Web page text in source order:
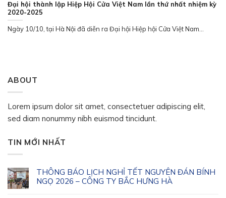
Đại hội thành lập Hiệp Hội Cửa Việt Nam lần thứ nhất nhiệm kỳ
2020-2025
Ngày 10/10, tại Hà Nội đã diễn ra Đại hội Hiệp hội Cửa Việt Nam...
ABOUT
Lorem ipsum dolor sit amet, consectetuer adipiscing elit,
sed diam nonummy nibh euismod tincidunt.
TIN MỚI NHẤT
THÔNG BÁO LỊCH NGHỈ TẾT NGUYÊN ĐÁN BÍNH
NGỌ 2026 – CÔNG TY BẮC HƯNG HÀ